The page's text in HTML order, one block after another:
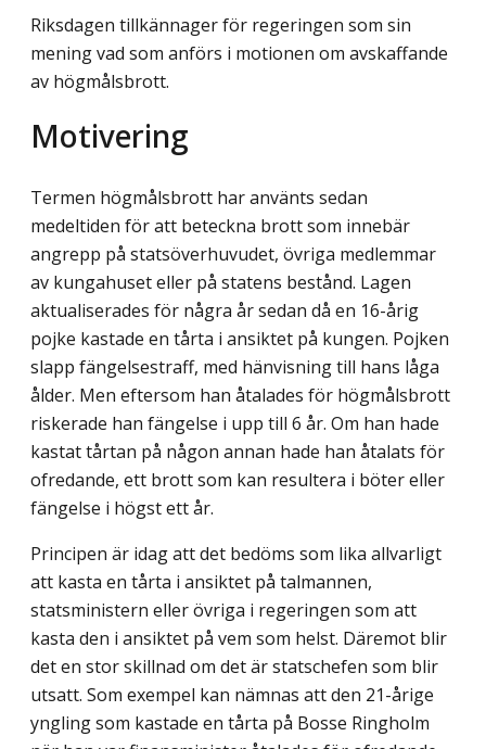
Riksdagen tillkännager för regeringen som sin
mening vad som anförs i motionen om avskaffande
av högmålsbrott.
Motivering
Termen högmålsbrott har använts sedan
medeltiden för att beteckna brott som innebär
angrepp på statsöverhuvudet, övriga medlemmar
av kungahuset eller på statens bestånd. Lagen
aktualiserades för några år sedan då en 16-årig
pojke kastade en tårta i ansiktet på kungen. Pojken
slapp fängelsestraff, med hänvisning till hans låga
ålder. Men eftersom han åtalades för högmålsbrott
riskerade han fängelse i upp till 6 år. Om han hade
kastat tårtan på någon annan hade han åtalats för
ofredande, ett brott som kan resultera i böter eller
fängelse i högst ett år.
Principen är idag att det bedöms som lika allvarligt
att kasta en tårta i ansiktet på talmannen,
statsministern eller övriga i regeringen som att
kasta den i ansiktet på vem som helst. Däremot blir
det en stor skillnad om det är statschefen som blir
utsatt. Som exempel kan nämnas att den 21-årige
yngling som kastade en tårta på Bosse Ringholm